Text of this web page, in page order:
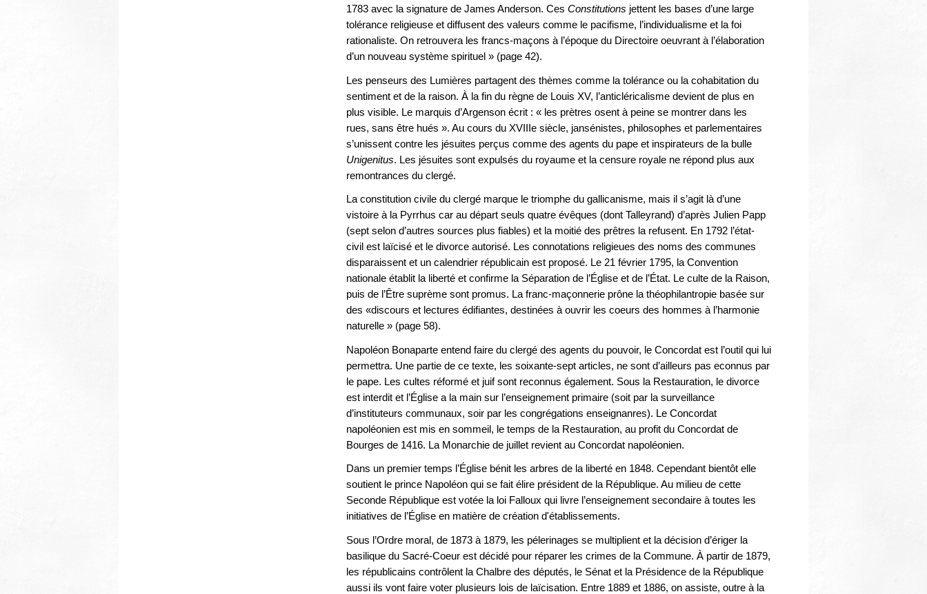
1783 avec la signature de James Anderson. Ces Constitutions jettent les bases d’une large
tolérance religieuse et diffusent des valeurs comme le pacifisme, l’individualisme et la foi
rationaliste. On retrouvera les francs-maçons à l’époque du Directoire oeuvrant à l’élaboration
d’un nouveau système spirituel » (page 42).
Les penseurs des Lumières partagent des thèmes comme la tolérance ou la cohabitation du
sentiment et de la raison. À la fin du règne de Louis XV, l’anticléricalisme devient de plus en
plus visible. Le marquis d’Argenson écrit : « les prètres osent à peine se montrer dans les
rues, sans être hués ». Au cours du XVIIIe siècle, jansénistes, philosophes et parlementaires
s’unissent contre les jésuites perçus comme des agents du pape et inspirateurs de la bulle
Unigenitus. Les jésuites sont expulsés du royaume et la censure royale ne répond plus aux
remontrances du clergé.
La constitution civile du clergé marque le triomphe du gallicanisme, mais il s’agit là d’une
vistoire à la Pyrrhus car au départ seuls quatre évêques (dont Talleyrand) d’après Julien Papp
(sept selon d’autres sources plus fiables) et la moitié des prêtres la refusent. En 1792 l’état-
civil est laïcisé et le divorce autorisé. Les connotations religieues des noms des communes
disparaissent et un calendrier républicain est proposé. Le 21 février 1795, la Convention
nationale établit la liberté et confirme la Séparation de l’Église et de l’État. Le culte de la Raison,
puis de l’Ȇtre suprème sont promus. La franc-maçonnerie prône la théophilantropie basée sur
des «discours et lectures édifiantes, destinées à ouvrir les coeurs des hommes à l’harmonie
naturelle » (page 58).
Napoléon Bonaparte entend faire du clergé des agents du pouvoir, le Concordat est l’outil qui lui
permettra. Une partie de ce texte, les soixante-sept articles, ne sont d’ailleurs pas econnus par
le pape. Les cultes réformé et juif sont reconnus également. Sous la Restauration, le divorce
est interdit et l’Église a la main sur l’enseignement primaire (soit par la surveillance
d’instituteurs communaux, soir par les congrégations enseignanres). Le Concordat
napoléonien est mis en sommeil, le temps de la Restauration, au profit du Concordat de
Bourges de 1416. La Monarchie de juillet revient au Concordat napoléonien.
Dans un premier temps l’Église bénit les arbres de la liberté en 1848. Cependant bientôt elle
soutient le prince Napoléon qui se fait élire président de la République. Au milieu de cette
Seconde République est votée la loi Falloux qui livre l’enseignement secondaire à toutes les
initiatives de l’Église en matière de création d'établissements.
Sous l’Ordre moral, de 1873 à 1879, les pélerinages se multiplient et la décision d’ériger la
basilique du Sacré-Coeur est décidé pour réparer les crimes de la Commune. À partir de 1879,
les républicains contrôlent la Chalbre des députés, le Sénat et la Présidence de la République
aussi ils vont faire voter plusieurs lois de laïcisation. Entre 1889 et 1886, on assiste, outre à la